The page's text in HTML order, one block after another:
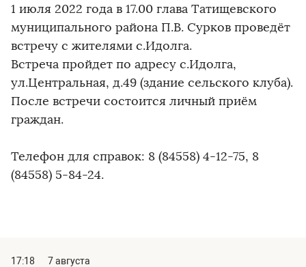
1 июля 2022 года в 17.00 глава Татищевского
муниципального района П.В. Сурков проведёт
встречу с жителями с.Идолга.
Встреча пройдет по адресу с.Идолга,
ул.Центральная, д.49 (здание сельского клуба).
После встречи состоится личный приём
граждан.
Телефон для справок: 8 (84558) 4-12-75, 8
(84558) 5-84-24.
17:18
7 августа